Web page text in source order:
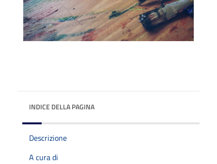
INDICE DELLA PAGINA
Descrizione
A cura di